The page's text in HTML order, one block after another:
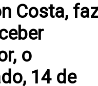
Costa,
o
14 de